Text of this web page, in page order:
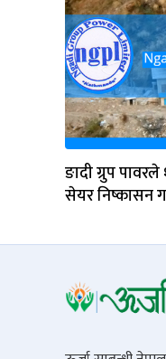
ङादी ग्रुप
सेयर निष्कासन